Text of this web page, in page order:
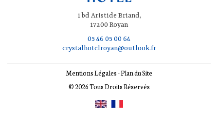
1 bd Aristide Briand,
17200 Royan
05 46 05 00 64
crystalhotelroyan@outlook.fr
Mentions Légales-Plan du Site
© 2026 Tous Droits Réservés